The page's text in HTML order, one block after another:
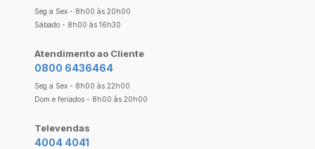
Seg a Sex - 8h00 às 20h00
Sábado - 8h00 às 16h30
Atendimento ao Cliente
0800 6436464
Seg a Sex - 8h00 às 22h00
Dom e feriados - 8h00 às 20h00
Televendas
4004 4041